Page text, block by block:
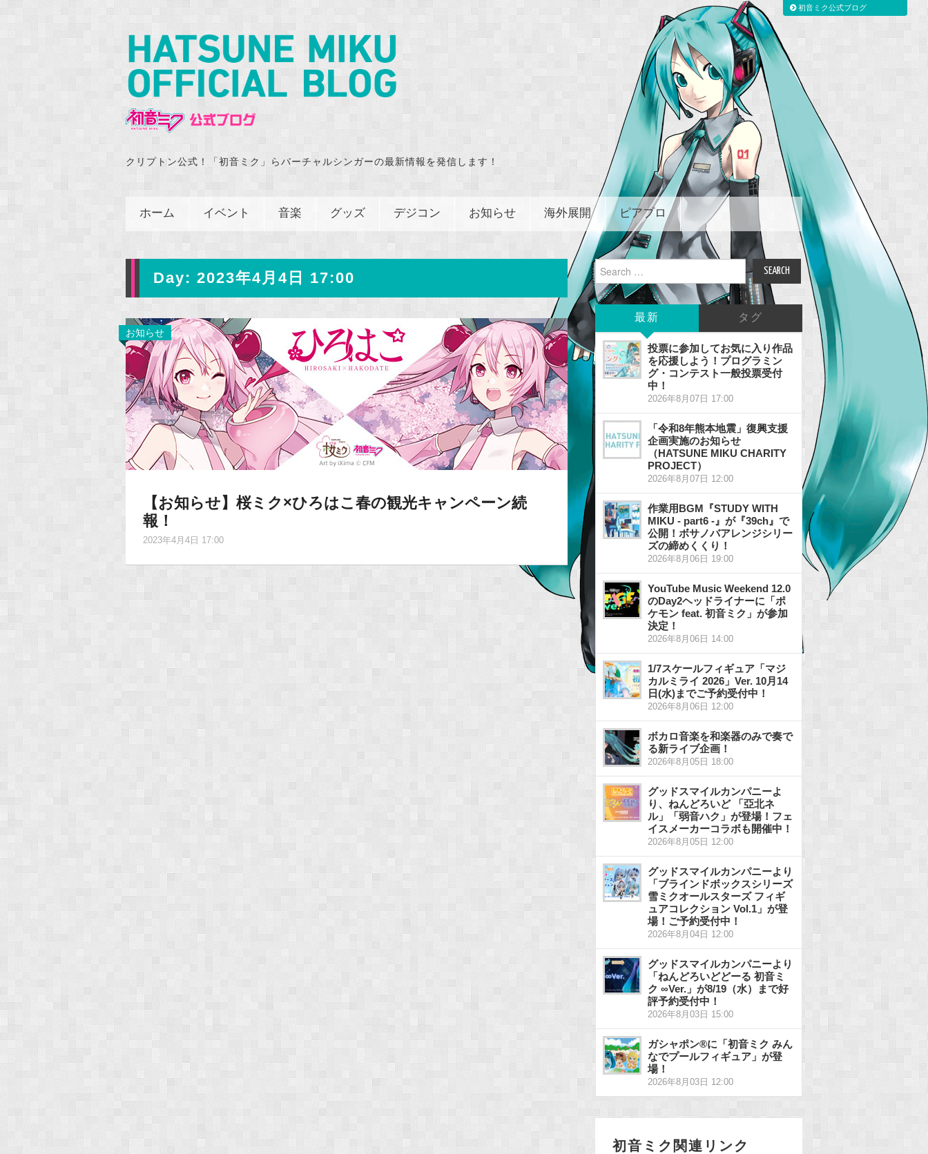
クリプトン公式！「初音ミク」らバーチャルシンガーの最新情報を発信します！
ホーム イベント 音楽 グッズ デジコン お知らせ 海外展開 ピアプロ
Day: 2023年4月4日 17:00
お知らせ
【お知らせ】桜ミク×ひろはこ春の観光キャンペーン続
報！
2023年4月4日 17:00
Search
for:
最新 タグ
投票に参加してお気に入り作品
を応援しよう！プログラミン
グ・コンテスト一般投票受付
中！
2026年8月07日 17:00
「令和8年熊本地震」復興支援
企画実施のお知らせ
（HATSUNE MIKU CHARITY
PROJECT）
2026年8月07日 12:00
作業用BGM『STUDY WITH
MIKU - part6 -』が『39ch』で
公開！ボサノバアレンジシリー
ズの締めくくり！
2026年8月06日 19:00
YouTube Music Weekend 12.0
のDay2ヘッドライナーに「ポ
ケモン feat. 初音ミク」が参加
決定！
2026年8月06日 14:00
1/7スケールフィギュア「マジ
カルミライ 2026」Ver. 10月14
日(水)までご予約受付中！
2026年8月06日 12:00
ボカロ音楽を和楽器のみで奏で
る新ライブ企画！
2026年8月05日 18:00
グッドスマイルカンパニーよ
り、ねんどろいど 「亞北ネ
ル」「弱音ハク」が登場！フェ
イスメーカーコラボも開催中！
2026年8月05日 12:00
グッドスマイルカンパニーより
「ブラインドボックスシリーズ
雪ミクオールスターズ フィギ
ュアコレクション Vol.1」が登
場！ご予約受付中！
2026年8月04日 12:00
グッドスマイルカンパニーより
「ねんどろいどどーる 初音ミ
ク ∞Ver.」が8/19（水）まで好
評予約受付中！
2026年8月03日 15:00
ガシャポン®に「初音ミク みん
なでプールフィギュア」が登
場！
2026年8月03日 12:00
初音ミク関連リンク
初音ミク公式ブログ